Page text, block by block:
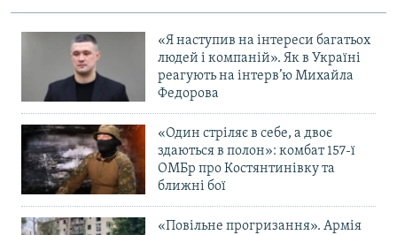
«Я наступив на інтереси багатьох
людей і компаній». Як в Україні
реагують на інтерв’ю Михайла
Федорова
«Один стріляє в себе, а двоє
здаються в полон»: комбат 157-ї
ОМБр про Костянтинівку та
ближні бої
«Повільне прогризання». Армія